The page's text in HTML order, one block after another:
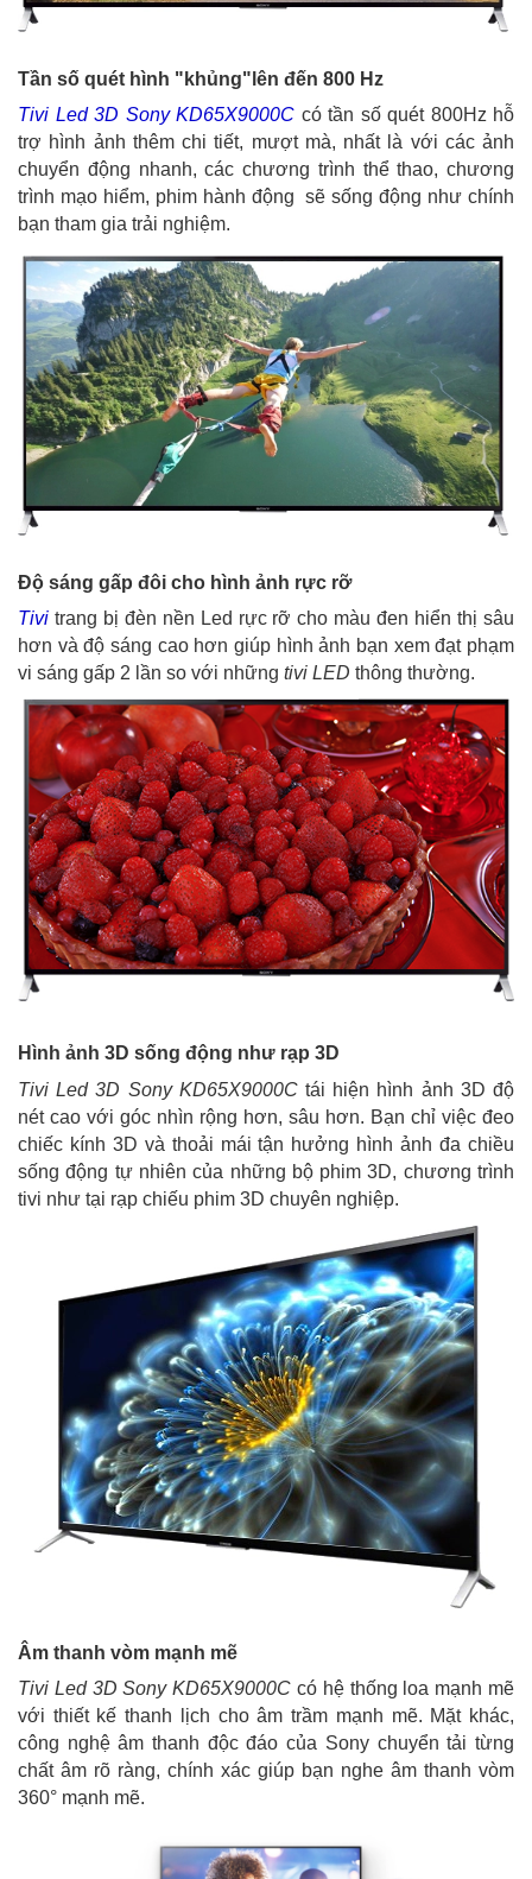
Tần số quét hình "khủng"lên đến 800 Hz
Tivi Led 3D Sony KD65X9000C có tần số quét 800Hz hỗ
trợ hình ảnh thêm chi tiết, mượt mà, nhất là với các ảnh
chuyển động nhanh, các chương trình thể thao, chương
trình mạo hiểm, phim hành động sẽ sống động như chính
bạn tham gia trải nghiệm.
Độ sáng gấp đôi cho hình ảnh rực rỡ
Tivi trang bị đèn nền Led rực rỡ cho màu đen hiển thị sâu
hơn và độ sáng cao hơn giúp hình ảnh bạn xem đạt phạm
vi sáng gấp 2 lần so với những tivi LED thông thường.
Hình ảnh 3D sống động như rạp 3D
Tivi Led 3D Sony KD65X9000Ctái hiện hình ảnh 3D độ
nét cao với góc nhìn rộng hơn, sâu hơn. Bạn chỉ việc đeo
chiếc kính 3D và thoải mái tận hưởng hình ảnh đa chiều
sống động tự nhiên của những bộ phim 3D, chương trình
tivi như tại rạp chiếu phim 3D chuyên nghiệp.
Âm thanh vòm mạnh mẽ
Tivi Led 3D Sony KD65X9000C có hệ thống loa mạnh mẽ
với thiết kế thanh lịch cho âm trầm mạnh mẽ. Mặt khác,
công nghệ âm thanh độc đáo của Sony chuyển tải từng
chất âm rõ ràng, chính xác giúp bạn nghe âm thanh vòm
360° mạnh mẽ.